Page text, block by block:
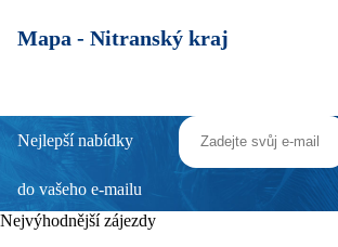
Mapa - Nitranský kraj
Nejlepší nabídky
do vašeho e-mailu
Nejvýhodnější zájezdy